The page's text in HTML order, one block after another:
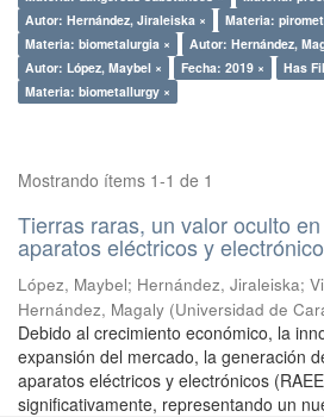
Autor: Hernández, Jiraleiska ×
Materia:
Materia: biometalurgia ×
Autor: Hernández,
Autor: López, Maybel ×
Fecha: 2019 ×
Has
Materia: biometallurgy ×
Mostrando ítems 1-1 de 1
Tierras raras, un valor oculto
aparatos eléctricos y
López, Maybel; Hernández, Jiraleiska;
Hernández, Magaly (Universidad de
Debido al crecimiento económico, la
expansión del mercado, la generación
aparatos eléctricos y electrónicos
significativamente, representando un